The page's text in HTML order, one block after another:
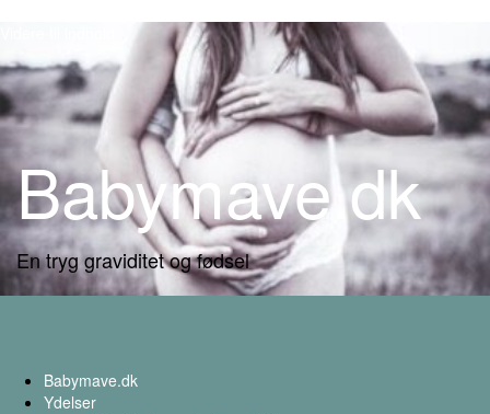
Babymave.dk
En tryg graviditet og fødsel
Babymave.dk
Ydelser